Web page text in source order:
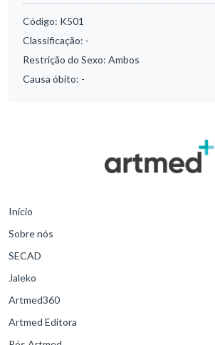
Código: K501
Classificação: -
Restrição do Sexo: Ambos
Causa óbito: -
Início
Sobre nós
SECAD
Jaleko
Artmed360
Artmed Editora